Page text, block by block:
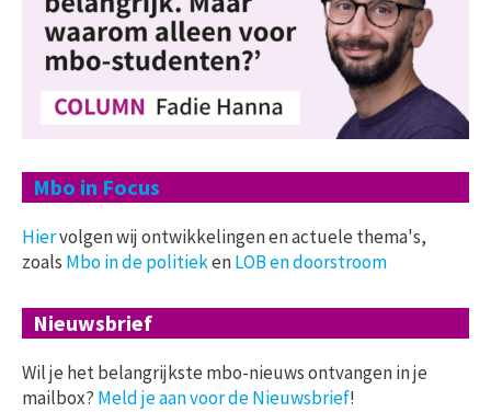
Mbo in Focus
Hiervolgen wij ontwikkelingen en actuele thema's,
zoals Mbo in de politiekenLOB en doorstroom
Nieuwsbrief
Wil je het belangrijkste mbo-nieuws ontvangen in je
mailbox? Meld je aan voor de Nieuwsbrief!